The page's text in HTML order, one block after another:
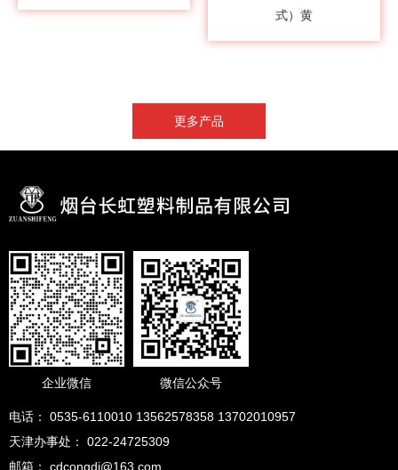
式）黄
更多产品
企业微信 微信公众号
电话： 0535-6110010 13562578358 13702010957
天津办事处： 022-24725309
邮箱： cdcongdi@163.com